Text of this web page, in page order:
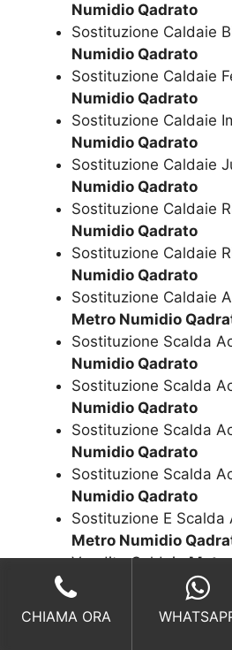
Numidio Qadrato
Sostituzione Caldaie
Numidio Qadrato
Sostituzione Caldaie
Numidio Qadrato
Sostituzione Caldaie
Numidio Qadrato
Sostituzione Caldaie
Numidio Qadrato
Sostituzione Caldaie
Numidio Qadrato
Sostituzione Caldaie
Numidio Qadrato
Sostituzione Caldaie
Metro Numidio
Sostituzione Scalda
Numidio Qadrato
Sostituzione Scalda
Numidio Qadrato
Sostituzione Scalda
Numidio Qadrato
Sostituzione Scalda
Numidio Qadrato
Sostituzione E Scalda
Metro Numidio
Vendita Caldaia
Vendita Caldaia
Qadrato
CHIAMA ORA